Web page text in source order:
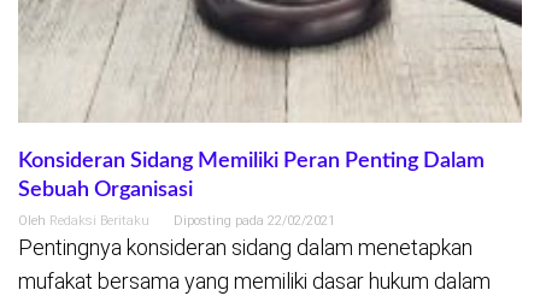
Konsideran Sidang Memiliki Peran Penting Dalam
Sebuah Organisasi
Oleh Redaksi Beritaku Diposting pada 22/02/2021
Pentingnya konsideran sidang dalam menetapkan
mufakat bersama yang memiliki dasar hukum dalam